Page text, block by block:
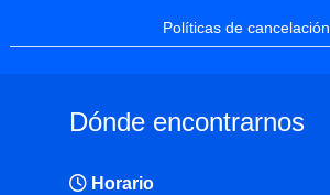
Políticas de cancelación
Dónde encontrarnos
Horario